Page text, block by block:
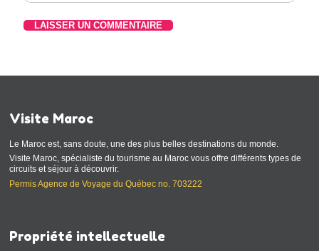
Visite Maroc
Le Maroc est, sans doute, une des plus belles destinations du monde.
Visite Maroc, spécialiste du tourisme au Maroc vous offre différents types de
circuits et séjour à découvrir.
Permis Agence de Voyage du Québec no. 703222
Propriété intellectuelle